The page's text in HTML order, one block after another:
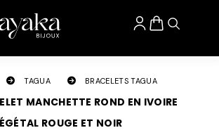
TAGUA BRACELETS TAGUA
MANCHETTE ROND EN IVOIRE
ROUGE ET NOIR